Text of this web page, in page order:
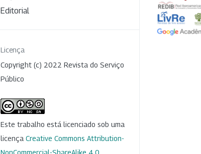
Editorial
Licença
Copyright (c) 2022 Revista do Serviço
Público
Este trabalho está licenciado sob uma
licença Creative Commons Attribution-